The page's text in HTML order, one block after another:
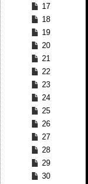
17
18
19
20
21
22
23
24
25
26
27
28
29
30